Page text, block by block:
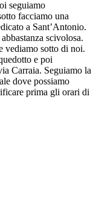
seguiamo
facciamo una
a Sant’Antonio.
scivolosa.
vediamo sotto di noi.
e poi
Carraia. Seguiamo la
dove possiamo
prima gli orari di